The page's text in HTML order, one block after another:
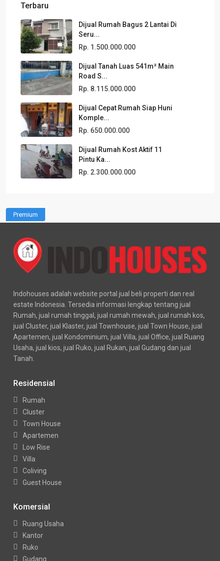
Terbaru
Dijual Rumah Bagus 2 Lantai Di
Seru...
Rp. 1.500.000.000
Dijual Tanah Luas 541m² Main
Road S...
Rp. 8.115.000.000
Dijual Cepat Rumah Siap Huni
Komple...
Rp. 650.000.000
Dijual Rumah Kost Aktif 11
Pintu Ka...
Rp. 2.300.000.000
Premium
Indohouses adalah website portal jual beli properti dan real
estate Indonesia. Tersedia informasi lengkap tentang jual
Rumah, jual rumah tinggal, jual rumah mewah, jual rumah kos,
jual Cluster, jual Klaster, jual Townhouse, jual Town House, jual
Apartemen, jual Kondominium, jual Villa, jual Office, jual Ruang
Usaha, jual kios, jual Ruko, jual Rukan, jual Gudang dan jual
Tanah.
Residensial
Rumah
Cluster
Town House
Apartemen
Low Rise
Villa
Coliving
Guest House
Komersial
Ruang Usaha
Kantor
Ruko
Gudang